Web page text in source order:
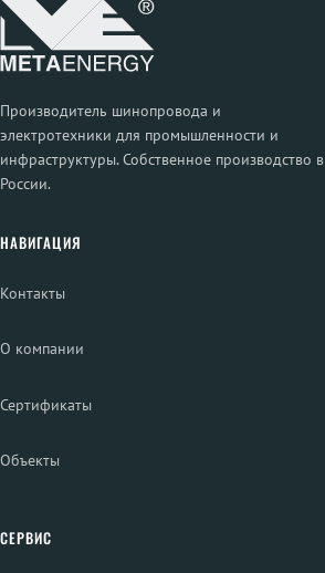
Производитель шинопровода и
электротехники для промышленности и
инфраструктуры. Собственное производство в
России.
НАВИГАЦИЯ
Контакты
О компании
Сертификаты
Объекты
СЕРВИС